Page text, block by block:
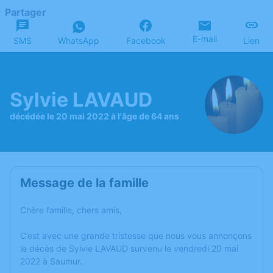
Partager
SMS WhatsApp Facebook E-mail Lien
Sylvie LAVAUD
décédée le 20 mai 2022 à l'âge de 64 ans
Message de la famille
Chère famille, chers amis,
C’est avec une grande tristesse que nous vous annonçons
le décès de Sylvie LAVAUD survenu le vendredi 20 mai
2022 à Saumur.